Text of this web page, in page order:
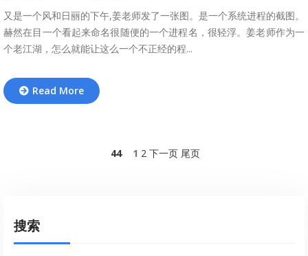
又是一个风和日丽的下午,姜老师发了一张图。是一个系统进程的截图。
赫然在目一个看起来命名很随便的一个进程名，很轻浮。姜老师作为一
个老江湖，怎么就能让这么一个不正经的程...
Read More
44 1 2 下一页 尾页
搜索